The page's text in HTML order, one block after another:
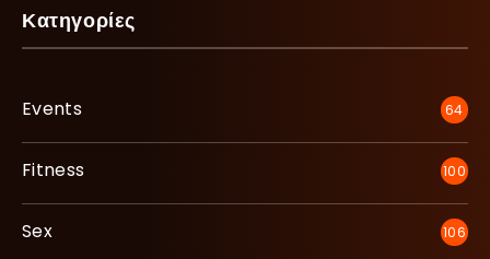
Κατηγορίες
Events 64
Fitness 100
Sex 106